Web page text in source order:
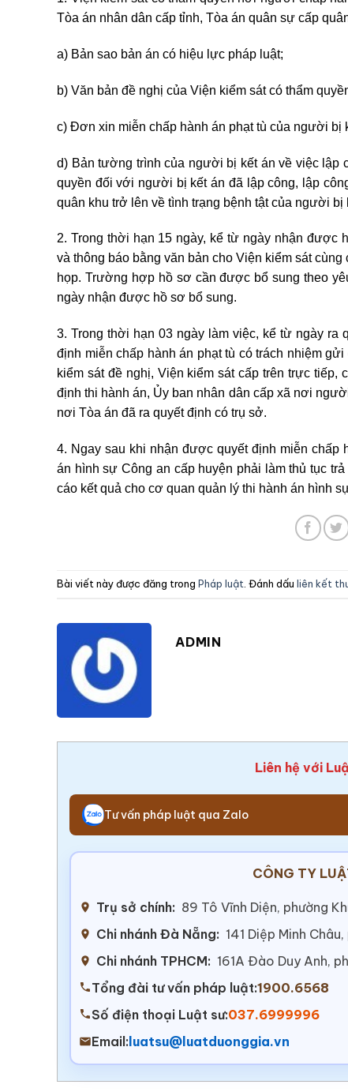
Tòa án nhân dân cấp tỉnh, Tòa án quân sự cấp
a) Bản sao bản án có hiệu lực pháp luật;
b) Văn bản đề nghị của Viện kiểm sát có thẩm
c) Đơn xin miễn chấp hành án phạt tù của người bị
d) Bản tường trình của người bị kết án về việc lập
quyền đối với người bị kết án đã lập công, lập
quân khu trở lên về tình trạng bệnh tật của người
2. Trong thời hạn 15 ngày, kể từ ngày nhận được
và thông báo bằng văn bản cho Viện kiểm sát
họp. Trường hợp hồ sơ cần được bổ sung theo
ngày nhận được hồ sơ bổ sung.
3. Trong thời hạn 03 ngày làm việc, kể từ ngày ra
định miễn chấp hành án phạt tù có trách nhiệm
kiểm sát đề nghị, Viện kiểm sát cấp trên trực
định thi hành án, Ủy ban nhân dân cấp xã nơi
nơi Tòa án đã ra quyết định có trụ sở.
4. Ngay sau khi nhận được quyết định miễn chấp
án hình sự Công an cấp huyện phải làm thủ tục
cáo kết quả cho cơ quan quản lý thi hành án hình
Bài viết này được đăng trong Pháp luật. Đánh dấu liên kết
ADMIN
Liên hệ với
Tư vấn pháp luật qua Zalo
CÔNG TY
Trụ sở chính: 89 Tô Vĩnh Diện, phường
Chi nhánh Đà Nẵng: 141 Diệp Minh
Chi nhánh TPHCM: 161A Đào Duy Anh,
Tổng đài tư vấn pháp luật:1900.6568
Số điện thoại Luật sư:037.6999996
Email:luatsu@luatduonggia.vn